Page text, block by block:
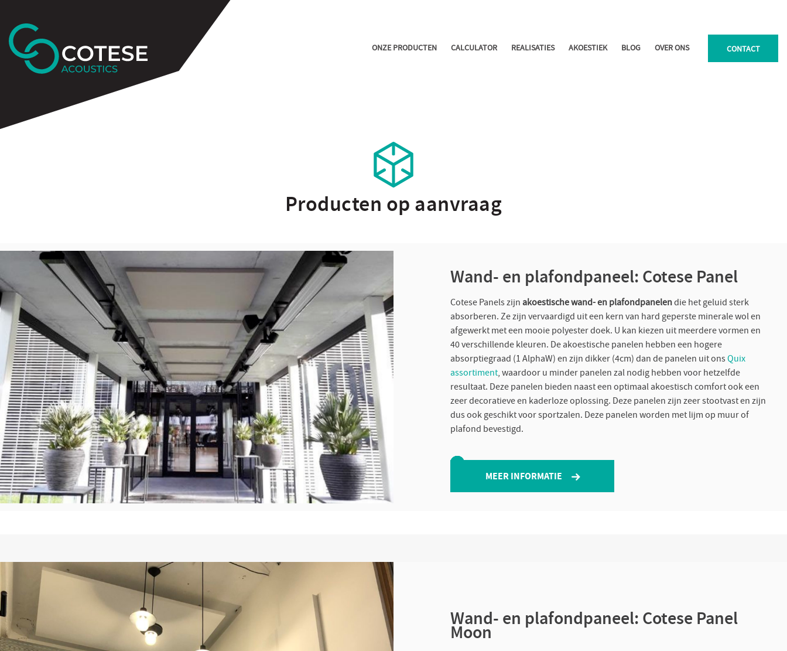
ONZE PRODUCTEN CALCULATOR REALISATIES AKOESTIEK BLOG OVER ONS CONTACT
Producten op aanvraag
Wand- en plafondpaneel: Cotese Panel
Cotese Panels zijnakoestische wand- en plafondpanelendie het geluid sterk
absorberen. Ze zijn vervaardigd uit een kern van hard geperste minerale wol en
afgewerkt met een mooie polyester doek. U kan kiezen uit meerdere vormen en
40 verschillende kleuren. De akoestische panelen hebben een hogere
absorptiegraad (1 AlphaW) en zijn dikker (4cm) dan de panelen uit onsQuix
assortiment, waardoor u minder panelen zal nodig hebben voor hetzelfde
resultaat. Deze panelen bieden naast een optimaal akoestisch comfort ook een
zeer decoratieve en kaderloze oplossing. Deze panelen zijn zeer stootvast en zijn
dus ook geschikt voor sportzalen. Deze panelen worden met lijm op muur of
plafond bevestigd.
MEER INFORMATIE
Wand- en plafondpaneel: Cotese Panel
Moon